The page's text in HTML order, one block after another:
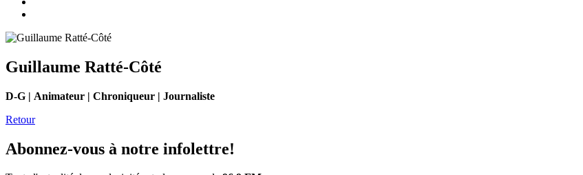
Guillaume Ratté-Côté
D-G | Animateur | Chroniqueur | Journaliste
Retour
Abonnez-vous à notre infolettre!